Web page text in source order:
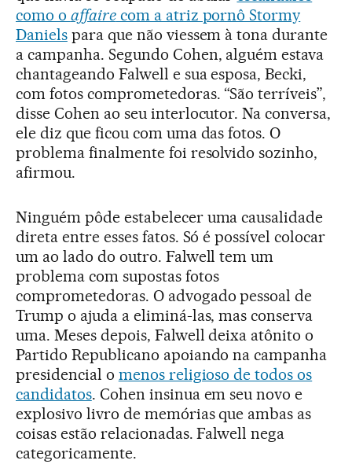
como o affairecom a atriz pornô Stormy
Danielspara que não viessem à tona durante
a campanha. Segundo Cohen, alguém estava
chantageando Falwell e sua esposa, Becki,
com fotos comprometedoras. “São terríveis”,
disse Cohen ao seu interlocutor. Na conversa,
ele diz que ficou com uma das fotos. O
problema finalmente foi resolvido sozinho,
afirmou.
Ninguém pôde estabelecer uma causalidade
direta entre esses fatos. Só é possível colocar
um ao lado do outro. Falwell tem um
problema com supostas fotos
comprometedoras. O advogado pessoal de
Trump o ajuda a eliminá-las, mas conserva
uma. Meses depois, Falwell deixa atônito o
Partido Republicano apoiando na campanha
presidencial o menos religioso de todos os
candidatos. Cohen insinua em seu novo e
explosivo livro de memórias que ambas as
coisas estão relacionadas. Falwell nega
categoricamente.